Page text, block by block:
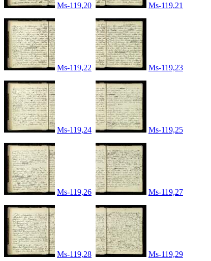
Ms-119,20 Ms-119,21
Ms-119,22 Ms-119,23
Ms-119,24 Ms-119,25
Ms-119,26 Ms-119,27
Ms-119,28 Ms-119,29